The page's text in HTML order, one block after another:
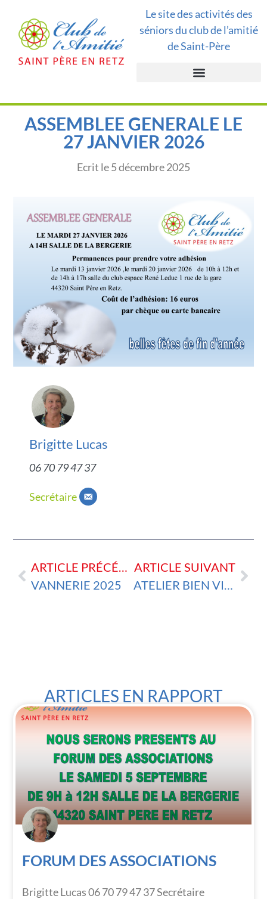
Le site des activités des
séniors du club de l’amitié
de Saint-Père
ASSEMBLEE GENERALE LE
27 JANVIER 2026
Ecrit le5 décembre 2025
Brigitte Lucas
06 70 79 47 37
Secrétaire
ARTICLE PRÉCÉDENT
VANNERIE 2025
ARTICLE SUIVANT
ATELIER BIEN VIEILLIR AVEC SOIN SANTE
ARTICLES EN RAPPORT
FORUM DES ASSOCIATIONS
Brigitte Lucas 06 70 79 47 37 Secrétaire